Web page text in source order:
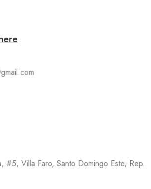
#5, Villa Faro, Santo Domingo Este, Rep.